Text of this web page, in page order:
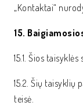
„Kontaktai“
15.
15.1. Šios
15.2. Šių taisyklių
teisė.